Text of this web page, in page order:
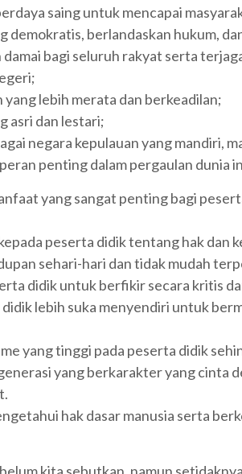
saing untuk mencapai
demokratis, berlandaskan hukum,
bagi seluruh rakyat serta
lebih merata dan berkeadilan;
asri dan lestari;
negara kepulauan yang mandiri,
penting dalam pergaulan dunia
yang sangat penting bagi
peserta didik tentang hak dan
sehari-hari dan tidak mudah
didik untuk berfikir secara kritis
lebih suka menyendiri untuk
yang tinggi pada peserta didik
yang berkarakter yang cinta
hak dasar manusia serta